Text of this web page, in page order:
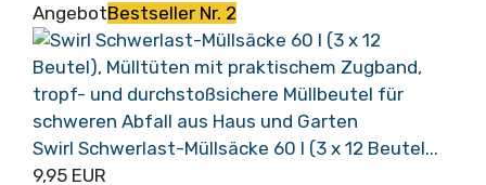
AngebotBestseller Nr. 2
Swirl Schwerlast-Müllsäcke 60 l (3 x 12 Beutel...
9,95 EUR